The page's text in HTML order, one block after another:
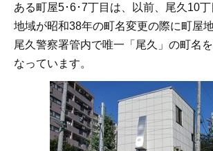
ある町屋5･6･7丁目は、以前、尾久10
地域が昭和38年の町名変更の際に町屋
尾久警察署管内で唯一「尾久」の町名
なっています。